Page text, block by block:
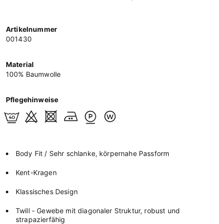
Artikelnummer
001430
Material
100% Baumwolle
Pflegehinweise
Body Fit / Sehr schlanke, körpernahe Passform
Kent-Kragen
Klassisches Design
Twill - Gewebe mit diagonaler Struktur, robust und
strapazierfähig